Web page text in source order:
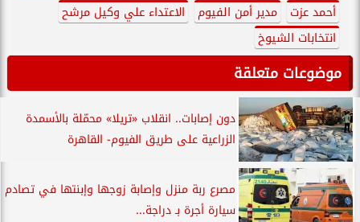
أحمد عزت مدير أمن الفيوم
الاعتداء علي وكيل مرشح
انتخابات الشيوخ
موضوعات متعلقة
دون إصابات.. انقلاب «تريلا» محمّلة بالأسمدة
الزراعية على طريق الفيوم- القاهرة
مصرع ربة منزل وإصابة زوجها وإبنتها في تصادم
سيارة أجرة بـ دراجة...